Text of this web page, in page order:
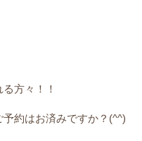
方々！！
約はお済みですか？(^^)